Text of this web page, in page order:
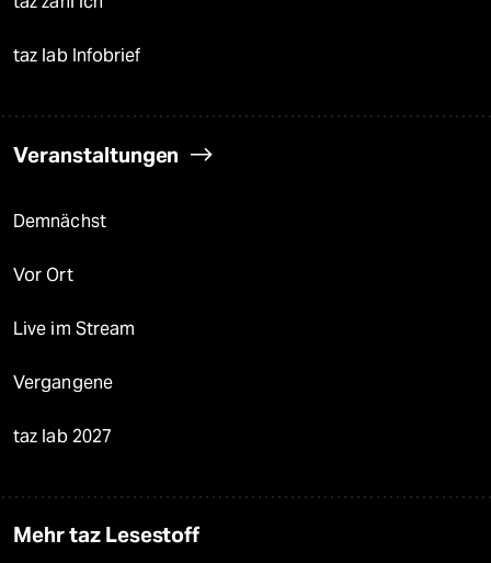
taz lab Infobrief
Veranstaltungen
Demnächst
Vor Ort
Live im Stream
Vergangene
taz lab 2027
Mehr taz Lesestoff